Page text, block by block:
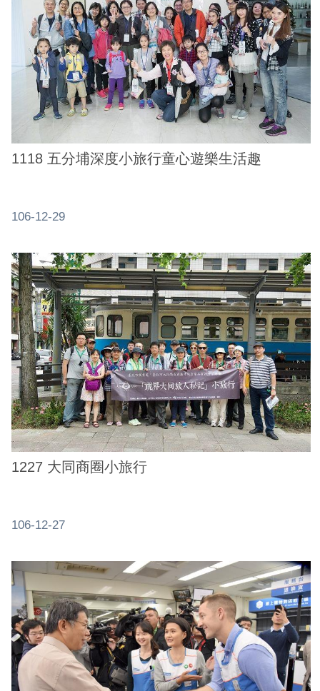
統
開
宣
告
隱
私
權
及
網
站
安
全
政
話
資
訊
1118 五分埔深度小旅行童心遊樂生活趣
106-12-29
1227 大同商圈小旅行
106-12-27